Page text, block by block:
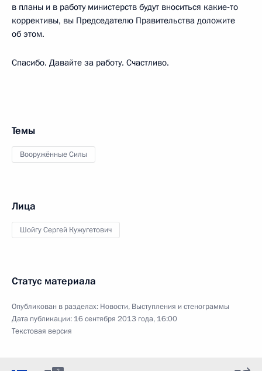
в планы и в работу министерств будут вноситься какие‑то
коррективы, вы Председателю Правительства доложите
об этом.
Спасибо. Давайте за работу. Счастливо.
Темы
Вооружённые Силы
Лица
Шойгу Сергей Кужугетович
Статус материала
Опубликован в разделах: Новости, Выступления и стенограммы
Дата публикации: 16 сентября 2013 года, 16:00
Текстовая версия